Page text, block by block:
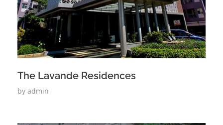
The Lavande Residences
by admin